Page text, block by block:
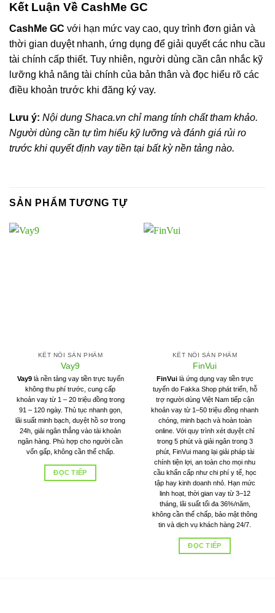
Kết Luận Về CashMe GC
CashMe GC với hạn mức vay cao, quy trình đơn giản và
thời gian duyệt nhanh, ứng dụng để giải quyết các nhu cầu
tài chính cấp thiết. Tuy nhiên, người dùng cần cân nhắc kỹ
lưỡng khả năng tài chính của bản thân và đọc hiểu rõ các
điều khoản trước khi đăng ký vay.
Lưu ý: Nội dung Shaca.vn chỉ mang tính chất tham khảo.
Người dùng cần tự tìm hiểu kỹ lưỡng và đánh giá rủi ro
trước khi quyết định vay tiền tại bất kỳ nền tảng nào.
SẢN PHẨM TƯƠNG TỰ
KẾT NỐI SẢN PHẨM
Vay9
Vay9là nền tảng vay tiền trực tuyến
không thu phí trước, cung cấp
khoản vay từ 1 – 20 triệu đồng trong
91 – 120 ngày. Thủ tục nhanh gọn,
lãi suất minh bạch, duyệt hồ sơ trong
24h, giải ngân thẳng vào tài khoản
ngân hàng. Phù hợp cho người cần
vốn gấp, không cần thế chấp.
ĐỌC TIẾP
KẾT NỐI SẢN PHẨM
FinVui
FinVuilà ứng dụng vay tiền trực
tuyến do Fakka Shop phát triển, hỗ
trợ người dùng Việt Nam tiếp cận
khoản vay từ 1–50 triệu đồng nhanh
chóng, minh bạch và hoàn toàn
online. Với quy trình xét duyệt chỉ
trong 5 phút và giải ngân trong 3
phút, FinVui mang lại giải pháp tài
chính tiện lợi, an toàn cho mọi nhu
cầu khẩn cấp như chi phí y tế, học
tập hay kinh doanh nhỏ. Hạn mức
linh hoạt, thời gian vay từ 3–12
tháng, lãi suất tối đa 36%/năm,
không cần thế chấp, bảo mật thông
tin và dịch vụ khách hàng 24/7.
ĐỌC TIẾP